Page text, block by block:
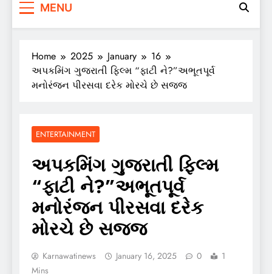
MENU
Home 2025 January
16
અપકમિંગ ગુજરાતી ફિલ્મ “ફાટી ને?”અભૂતપૂર્વ
મનોરંજન પીરસવા દરેક મોરચે છે સજ્જ
ENTERTAINMENT
અપકમિંગ ગુજરાતી ફિલ્મ
“ફાટી ને?”અભૂતપૂર્વ
મનોરંજન પીરસવા દરેક
મોરચે છે સજ્જ
Karnawatinews January 16, 2025 0
1
Mins